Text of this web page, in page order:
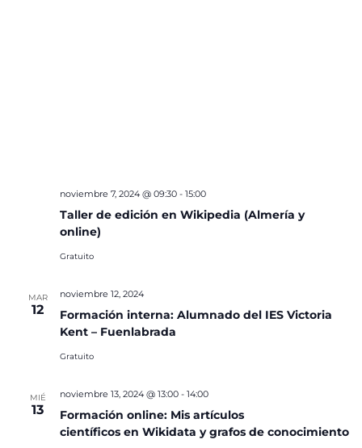
Taller de edición en Wikipedia (Almería y
online)
noviembre 7, 2024 @ 09:30- 15:00
Gratuito
MAR
12
Formación interna: Alumnado del IES Victoria
Kent – Fuenlabrada
noviembre 12, 2024
Gratuito
MIÉ
13
Formación online: Mis artículos
científicos en Wikidata y grafos de conocimiento
noviembre 13, 2024 @ 13:00- 14:00